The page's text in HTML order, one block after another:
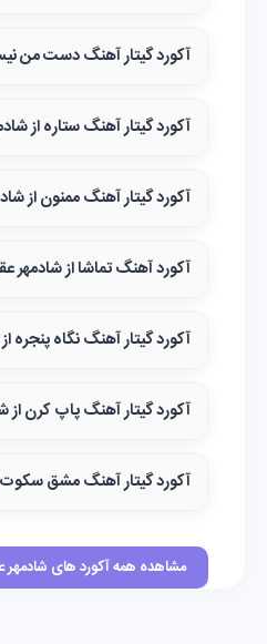
آکورد گیتار آهنگ دست من
آکورد گیتار آهنگ ستاره از
آکورد گیتار آهنگ ممنون از
آکورد آهنگ تماشا از شادمهر
آکورد گیتار آهنگ نگاه پنجره
آکورد گیتار آهنگ پاپ کرن از
آکورد گیتار آهنگ مشق سکوت
مشاهده همه آکورد های شادمهر